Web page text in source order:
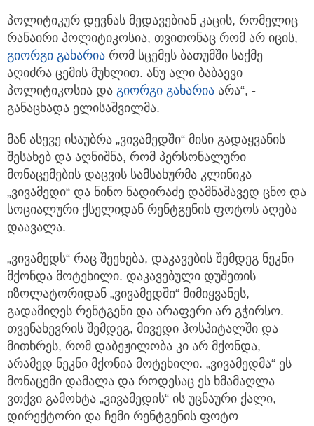
პოლიტიკურ დევნას მედავებიან კაცის, რომელიც
რანაირი პოლიტიკოსია, თვითონაც რომ არ იცის,
გიორგი გახარია რომ სცემეს ბათუმში საქმე
აღიძრა ცემის მუხლით. ანუ ალი ბაბაევი
პოლიტიკოსია და გიორგი გახარია არა“, -
განაცხადა ელისაშვილმა.
მან ასევე ისაუბრა „ვივამედში“ მისი გადაყვანის
შესახებ და აღნიშნა, რომ პერსონალური
მონაცემების დაცვის სამსახურმა კლინიკა
„ვივამედი“ და ნინო ნადირაძე დამნაშავედ ცნო და
სოციალური ქსელიდან რენტგენის ფოტოს აღება
დაავალა.
„ვივამედს“ რაც შეეხება, დაკავების შემდეგ ნეკნი
მქონდა მოტეხილი. დაკავებული დუშეთის
იზოლატორიდან „ვივამედში“ მიმიყვანეს,
გადამიღეს რენტგენი და არაფერი არ გჭირსო.
თვენახევრის შემდეგ, მივედი ჰოსპიტალში და
მითხრეს, რომ დაბეჟილობა კი არ მქონდა,
არამედ ნეკნი მქონია მოტეხილი. „ვივამედმა“ ეს
მონაცემი დამალა და როდესაც ეს ხმამაღლა
ვთქვი გამოხტა „ვივამედის“ ის უცნაური ქალი,
დირექტორი და ჩემი რენტგენის ფოტო